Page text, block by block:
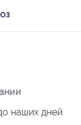
наших дней